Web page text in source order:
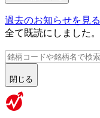
過去のお知らせを見る
全て既読にしました。
閉じる